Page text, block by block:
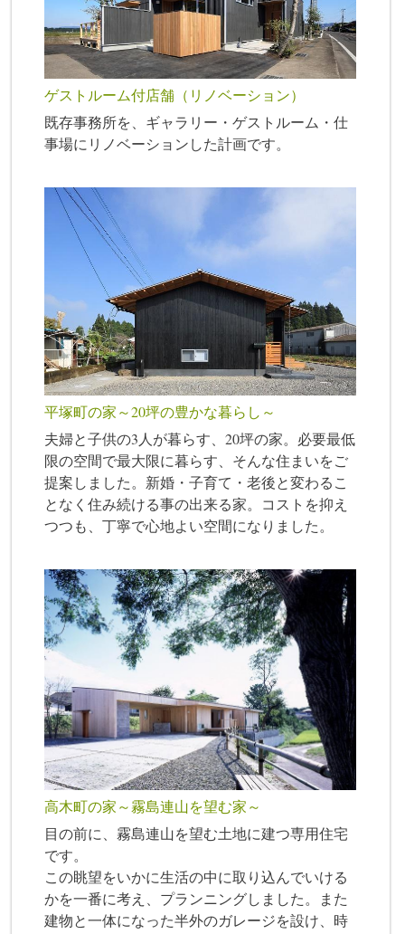
ゲストルーム付店舗（リノベーション）
既存事務所を、ギャラリー・ゲストルーム・仕
事場にリノベーションした計画です。
平塚町の家～20坪の豊かな暮らし～
夫婦と子供の3人が暮らす、20坪の家。必要最低
限の空間で最大限に暮らす、そんな住まいをご
提案しました。新婚・子育て・老後と変わるこ
となく住み続ける事の出来る家。コストを抑え
つつも、丁寧で心地よい空間になりました。
高木町の家～霧島連山を望む家～
目の前に、霧島連山を望む土地に建つ専用住宅
です。
この眺望をいかに生活の中に取り込んでいける
かを一番に考え、プランニングしました。また
建物と一体になった半外のガレージを設け、時